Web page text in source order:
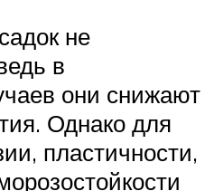
не
в
они снижают
Однако для
пластичности,